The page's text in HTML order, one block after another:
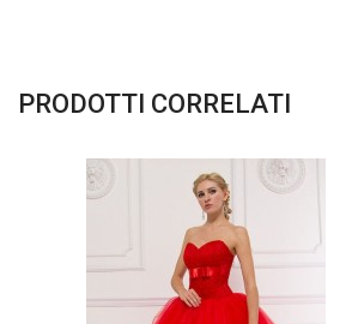
PRODOTTI CORRELATI